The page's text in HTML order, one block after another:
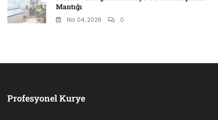
Mantığı
Nis 04, 2026 0
Profesyonel Kurye